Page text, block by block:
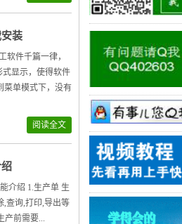
装
软件千篇一律，
式显示，使得软件
菜单模式下，没有
阅读全文
介绍 1.生产单 生
,查询,打印,导出等
产前需要...